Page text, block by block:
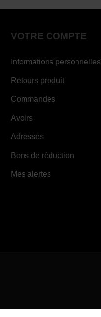
VOTRE COMPTE
Informations personnelles
Retours produit
Commandes
Avoirs
Adresses
Bons de réduction
Mes alertes